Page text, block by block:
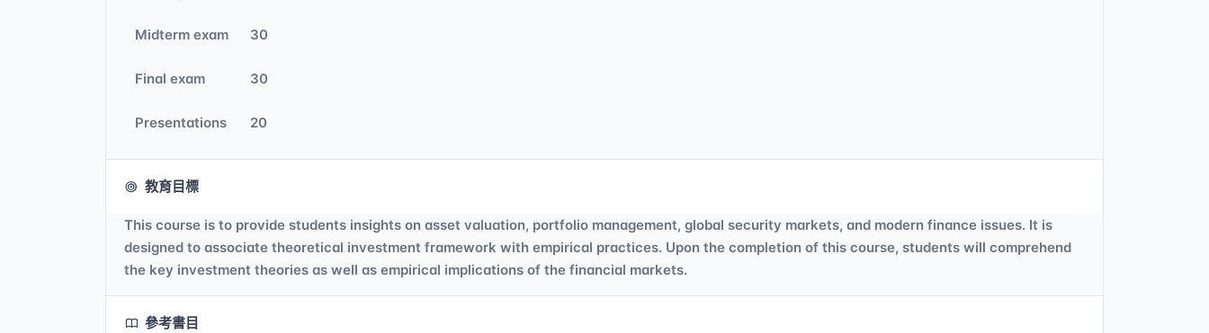
Midterm exam 30
Final exam 30
Presentations 20
教育目標
This course is to provide students insights on asset valuation, portfolio management, global security markets, and modern finance issues. It is
designed to associate theoretical investment framework with empirical practices. Upon the completion of this course, students will comprehend
the key investment theories as well as empirical implications of the financial markets.
參考書目